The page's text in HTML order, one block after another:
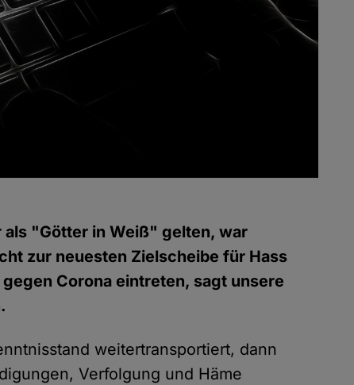
"Götter in Weiß" gelten, war
zur neuesten Zielscheibe für Hass
Corona eintreten, sagt unsere
weitertransportiert, dann
Verfolgung und Häme